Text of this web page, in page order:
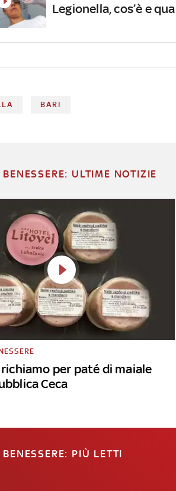
Legionella, cos’è e
BARI
ULTIME NOTIZIE
per paté di maiale
Ceca
PIÙ LETTI